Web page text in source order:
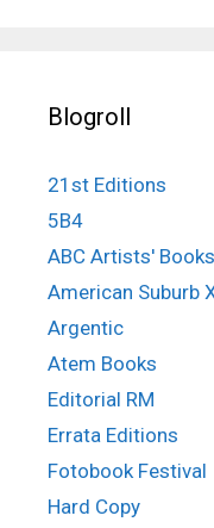
Blogroll
21st Editions
5B4
ABC Artists'
American Suburb
Argentic
Atem Books
Editorial RM
Errata Editions
Fotobook Festival
Hard Copy